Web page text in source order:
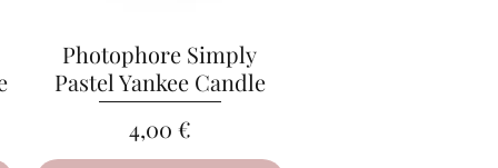
Visualização rápida
Photophore Simply
Pastel Yankee Candle
Preço
4,00 €